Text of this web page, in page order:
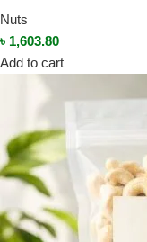
Nuts
৳ 1,603.80
Add to cart